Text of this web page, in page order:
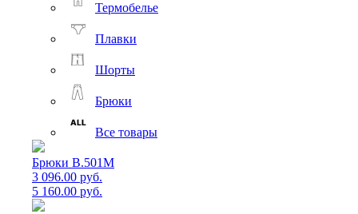
Термобелье
Плавки
Шорты
Брюки
Все товары
Брюки B.501M
3 096.00 руб.
5 160.00 руб.